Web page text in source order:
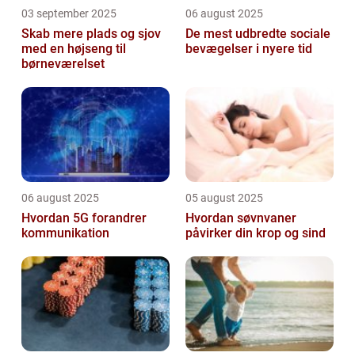
03 september 2025
Skab mere plads og sjov
med en højseng til
børneværelset
06 august 2025
De mest udbredte sociale
bevægelser i nyere tid
06 august 2025
Hvordan 5G forandrer
kommunikation
05 august 2025
Hvordan søvnvaner
påvirker din krop og sind